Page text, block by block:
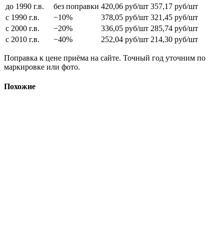
до 1990 г.в.
без поправки 420,06 руб/шт 357,17 руб/шт
с 1990 г.в.
−10% 378,05 руб/шт 321,45 руб/шт
с 2000 г.в.
−20% 336,05 руб/шт 285,74 руб/шт
с 2010 г.в.
−40% 252,04 руб/шт 214,30 руб/шт
Поправка к цене приёма на сайте. Точный год уточним по
маркировке или фото.
Похожие